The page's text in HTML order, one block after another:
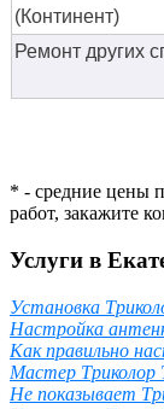
(Континент)
Ремонт других
* - средние цены
работ, закажите
Услуги в
Установка
Настройка
Как правильно
Мастер Триколор
Не показывает